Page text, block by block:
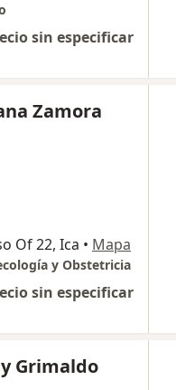
sin especificar
Zamora
Of 22, Ica • Mapa
y Obstetricia
sin especificar
Grimaldo